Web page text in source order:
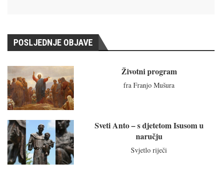
POSLJEDNJE OBJAVE
Životni program
fra Franjo Mušura
Sveti Anto – s djetetom Isusom u
naručju
Svjetlo riječi